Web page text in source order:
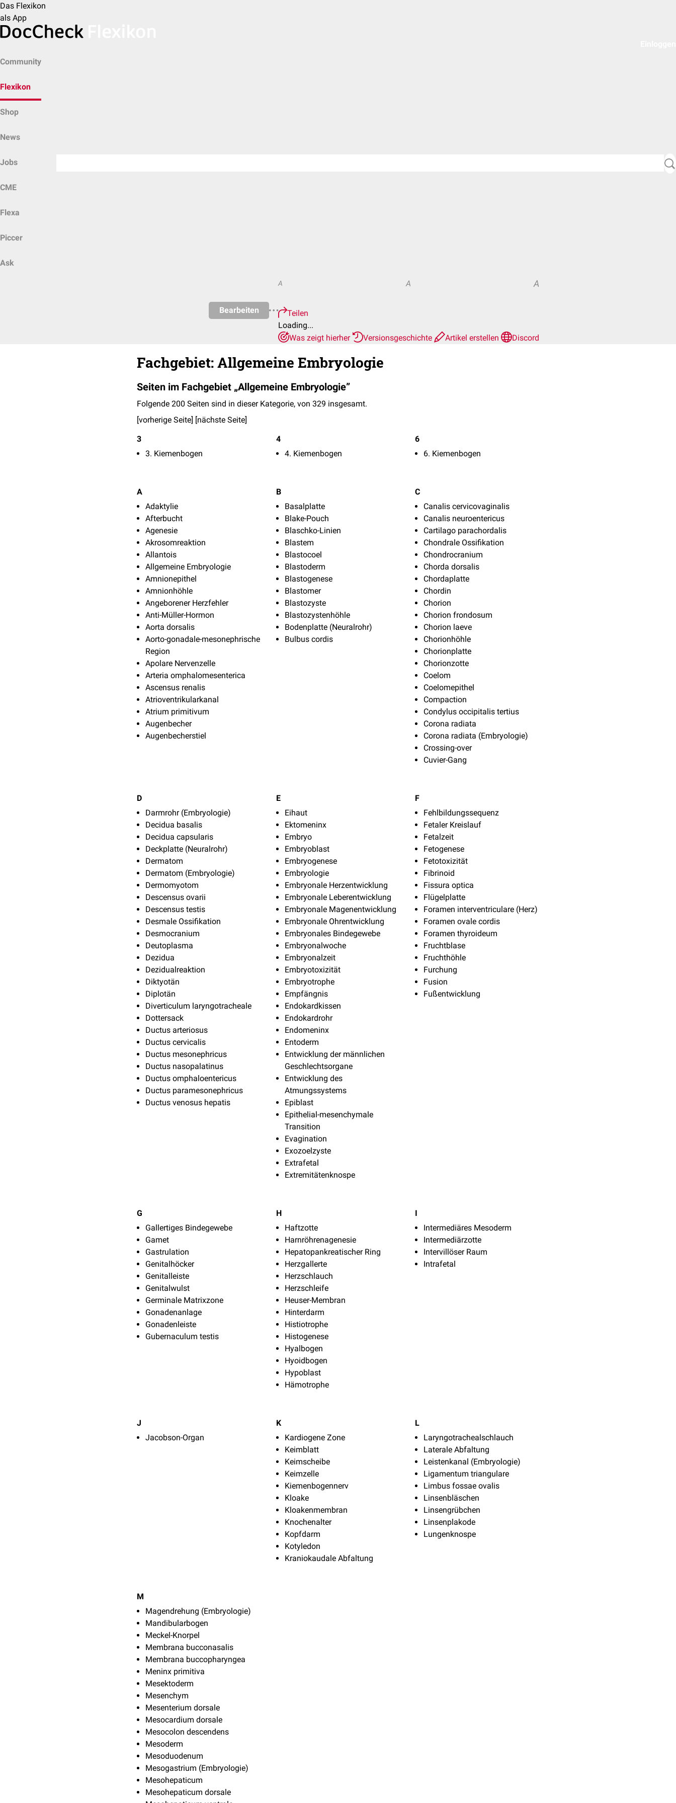
Das Flexikon
als App
Community
Flexikon
Shop
News
Jobs
CME
Flexa
Piccer
Ask
Bearbeiten
A A A
Teilen
Loading...
Was zeigt hierher
Versionsgeschichte Artikel erstellen Discord
Fachgebiet: Allgemeine Embryologie
Seiten im Fachgebiet „Allgemeine Embryologie”
Folgende 200 Seiten sind in dieser Kategorie, von 329 insgesamt.
[vorherige Seite] [nächste Seite]
3
3. Kiemenbogen
4
4. Kiemenbogen
6
6. Kiemenbogen
A
Adaktylie
Afterbucht
Agenesie
Akrosomreaktion
Allantois
Allgemeine Embryologie
Amnionepithel
Amnionhöhle
Angeborener Herzfehler
Anti-Müller-Hormon
Aorta dorsalis
Aorto-gonadale-mesonephrische
Region
Apolare Nervenzelle
Arteria omphalomesenterica
Ascensus renalis
Atrioventrikularkanal
Atrium primitivum
Augenbecher
Augenbecherstiel
B
Basalplatte
Blake-Pouch
Blaschko-Linien
Blastem
Blastocoel
Blastoderm
Blastogenese
Blastomer
Blastozyste
Blastozystenhöhle
Bodenplatte (Neuralrohr)
Bulbus cordis
C
Canalis cervicovaginalis
Canalis neuroentericus
Cartilago parachordalis
Chondrale Ossifikation
Chondrocranium
Chorda dorsalis
Chordaplatte
Chordin
Chorion
Chorion frondosum
Chorion laeve
Chorionhöhle
Chorionplatte
Chorionzotte
Coelom
Coelomepithel
Compaction
Condylus occipitalis tertius
Corona radiata
Corona radiata (Embryologie)
Crossing-over
Cuvier-Gang
D
Darmrohr (Embryologie)
Decidua basalis
Decidua capsularis
Deckplatte (Neuralrohr)
Dermatom
Dermatom (Embryologie)
Dermomyotom
Descensus ovarii
Descensus testis
Desmale Ossifikation
Desmocranium
Deutoplasma
Dezidua
Dezidualreaktion
Diktyotän
Diplotän
Diverticulum laryngotracheale
Dottersack
Ductus arteriosus
Ductus cervicalis
Ductus mesonephricus
Ductus nasopalatinus
Ductus omphaloentericus
Ductus paramesonephricus
Ductus venosus hepatis
E
Eihaut
Ektomeninx
Embryo
Embryoblast
Embryogenese
Embryologie
Embryonale Herzentwicklung
Embryonale Leberentwicklung
Embryonale Magenentwicklung
Embryonale Ohrentwicklung
Embryonales Bindegewebe
Embryonalwoche
Embryonalzeit
Embryotoxizität
Embryotrophe
Empfängnis
Endokardkissen
Endokardrohr
Endomeninx
Entoderm
Entwicklung der männlichen
Geschlechtsorgane
Entwicklung des
Atmungssystems
Epiblast
Epithelial-mesenchymale
Transition
Evagination
Exozoelzyste
Extrafetal
Extremitätenknospe
F
Fehlbildungssequenz
Fetaler Kreislauf
Fetalzeit
Fetogenese
Fetotoxizität
Fibrinoid
Fissura optica
Flügelplatte
Foramen interventriculare (Herz)
Foramen ovale cordis
Foramen thyroideum
Fruchtblase
Fruchthöhle
Furchung
Fusion
Fußentwicklung
G
Gallertiges Bindegewebe
Gamet
Gastrulation
Genitalhöcker
Genitalleiste
Genitalwulst
Germinale Matrixzone
Gonadenanlage
Gonadenleiste
Gubernaculum testis
H
Haftzotte
Harnröhrenagenesie
Hepatopankreatischer Ring
Herzgallerte
Herzschlauch
Herzschleife
Heuser-Membran
Hinterdarm
Histiotrophe
Histogenese
Hyalbogen
Hyoidbogen
Hypoblast
Hämotrophe
I
Intermediäres Mesoderm
Intermediärzotte
Intervillöser Raum
Intrafetal
J
Jacobson-Organ
K
Kardiogene Zone
Keimblatt
Keimscheibe
Keimzelle
Kiemenbogennerv
Kloake
Kloakenmembran
Knochenalter
Kopfdarm
Kotyledon
Kraniokaudale Abfaltung
L
Laryngotrachealschlauch
Laterale Abfaltung
Leistenkanal (Embryologie)
Ligamentum triangulare
Limbus fossae ovalis
Linsenbläschen
Linsengrübchen
Linsenplakode
Lungenknospe
M
Magendrehung (Embryologie)
Mandibularbogen
Meckel-Knorpel
Membrana bucconasalis
Membrana buccopharyngea
Meninx primitiva
Mesektoderm
Mesenchym
Mesenterium dorsale
Mesocardium dorsale
Mesocolon descendens
Mesoderm
Mesoduodenum
Mesogastrium (Embryologie)
Mesohepaticum
Mesohepaticum dorsale